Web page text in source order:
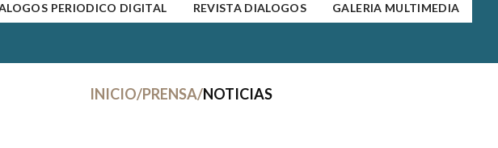
PERIODICO DIGITAL REVISTA DIALOGOS GALERIA MULTIMEDIA
INICIO/PRENSA/NOTICIAS